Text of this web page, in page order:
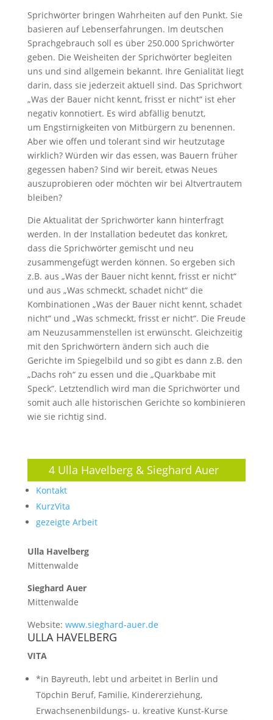
Sprichwörter bringen Wahrheiten auf den Punkt. Sie
basieren auf Lebenserfahrungen. Im deutschen
Sprachgebrauch soll es über 250.000 Sprichwörter
geben. Die Weisheiten der Sprichwörter begleiten
uns und sind allgemein bekannt. Ihre Genialität liegt
darin, dass sie jederzeit aktuell sind. Das Sprichwort
„Was der Bauer nicht kennt, frisst er nicht“ ist eher
negativ konnotiert. Es wird abfällig benutzt,
um Engstirnigkeiten von Mitbürgern zu benennen.
Aber wie offen und tolerant sind wir heutzutage
wirklich? Würden wir das essen, was Bauern früher
gegessen haben? Sind wir bereit, etwas Neues
auszuprobieren oder möchten wir bei Altvertrautem
bleiben?
Die Aktualität der Sprichwörter kann hinterfragt
werden. In der Installation bedeutet das konkret,
dass die Sprichwörter gemischt und neu
zusammengefügt werden können. So ergeben sich
z.B. aus „Was der Bauer nicht kennt, frisst er nicht“
und aus „Was schmeckt, schadet nicht“ die
Kombinationen „Was der Bauer nicht kennt, schadet
nicht“ und „Was schmeckt, frisst er nicht“. Die Freude
am Neuzusammenstellen ist erwünscht. Gleichzeitig
mit den Sprichwörtern ändern sich auch die
Gerichte im Spiegelbild und so gibt es dann z.B. den
„Dachs roh“ zu essen und die „Quarkbabe mit
Speck“. Letztendlich wird man die Sprichwörter und
somit auch alle historischen Gerichte so kombinieren
wie sie richtig sind.
4 Ulla Havelberg & Sieghard Auer
Kontakt
KurzVita
gezeigte Arbeit
Ulla Havelberg
Mittenwalde
Sieghard Auer
Mittenwalde
Website: www.sieghard-auer.de
ULLA HAVELBERG
VITA
*in Bayreuth, lebt und arbeitet in Berlin und
Töpchin Beruf, Familie, Kindererziehung,
Erwachsenenbildungs- u. kreative Kunst-Kurse